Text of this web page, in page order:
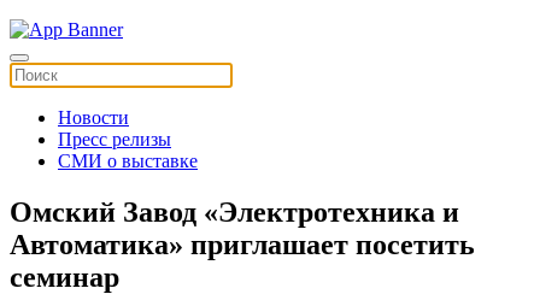
Новости
Пресс релизы
СМИ о выставке
Омский Завод «Электротехника и
Автоматика» приглашает посетить
семинар